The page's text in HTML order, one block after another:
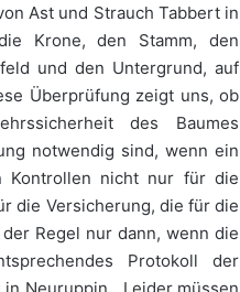
Ast und Strauch Tabbert in
Krone, den Stamm, den
und den Untergrund, auf
Überprüfung zeigt uns, ob
des Baumes
notwendig sind, wenn ein
Kontrollen nicht nur für die
die Versicherung, die für die
Regel nur dann, wenn die
Protokoll der